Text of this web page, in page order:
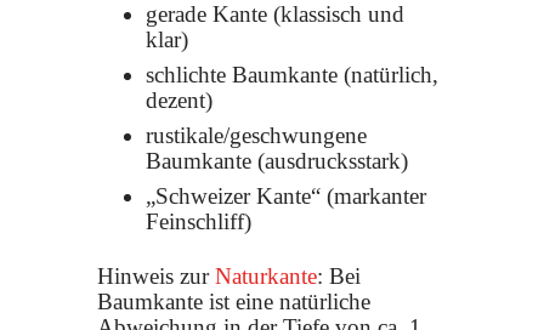
gerade Kante (klassisch und
klar)
schlichte Baumkante (natürlich,
dezent)
rustikale/geschwungene
Baumkante (ausdrucksstark)
„Schweizer Kante“ (markanter
Feinschliff)
Hinweis zurNaturkante: Bei
Baumkante ist eine natürliche